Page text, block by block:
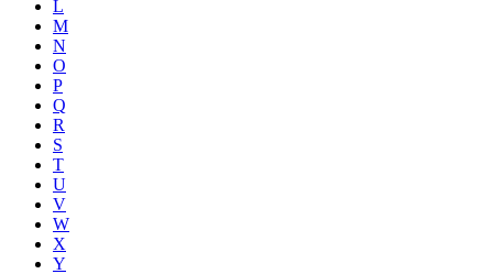
L
M
N
O
P
Q
R
S
T
U
V
W
X
Y